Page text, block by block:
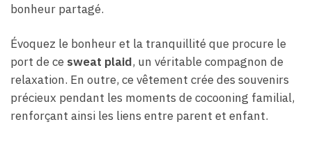
bonheur partagé.
Évoquez le bonheur et la tranquillité que procure le
port de ce sweat plaid, un véritable compagnon de
relaxation. En outre, ce vêtement crée des souvenirs
précieux pendant les moments de cocooning familial,
renforçant ainsi les liens entre parent et enfant.